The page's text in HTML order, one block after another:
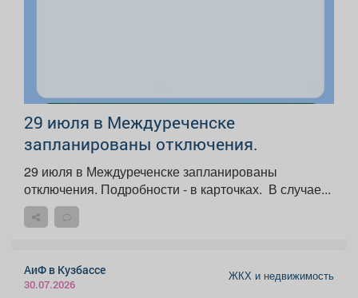
29 июля в Междуреченске
запланированы отключения.
29 июля в Междуреченске запланированы
отключения. Подробности - в карточках. ️ В случае...
АиФ в Кузбассе
30.07.2026
ЖКХ и недвижимость